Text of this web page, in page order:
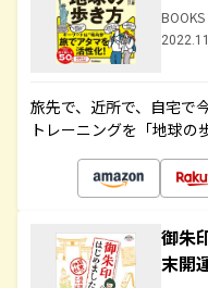
旅先で、近所で、自宅で
トレーニングを「地球
御朱
末開